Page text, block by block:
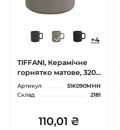
+4
TIFFANI, Керамічне
горнятко матове, 320
мл
Артикул:
51K090MHH
Склад
2181
110,01 ₴